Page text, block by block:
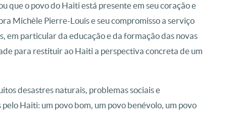
que o povo do Haiti está presente em seu coração e
Michèle Pierre-Louis e seu compromisso a serviço
em particular da educação e da formação das novas
para restituir ao Haiti a perspectiva concreta de um
desastres naturais, problemas sociais e
Haiti: um povo bom, um povo benévolo, um povo